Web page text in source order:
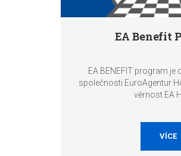
EA Benefit
EA BENEFIT program je
společnosti EuroAgentur
věrnost EA
VÍCE